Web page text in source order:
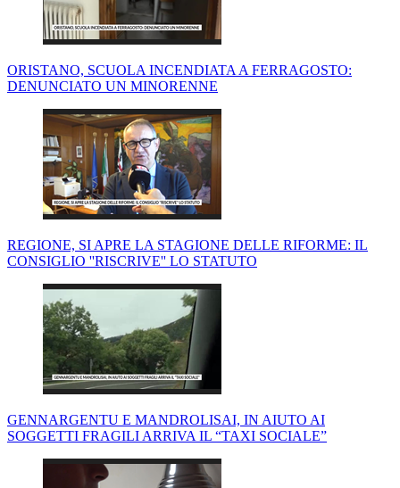
ORISTANO, SCUOLA INCENDIATA A FERRAGOSTO:
DENUNCIATO UN MINORENNE
REGIONE, SI APRE LA STAGIONE DELLE RIFORME: IL
CONSIGLIO ''RISCRIVE'' LO STATUTO
GENNARGENTU E MANDROLISAI, IN AIUTO AI
SOGGETTI FRAGILI ARRIVA IL “TAXI SOCIALE”